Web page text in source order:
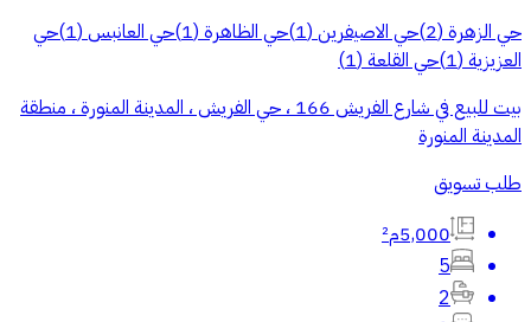
حي الزهرة(
2
)حي الاصيفرين(
1
)حي الظاهرة(
1
)حي العانبس(
1
)حي
العزيزية(
1
)حي القلعة(
1
)
بيت للبيع في شارع الفريش 166 ، حي الفريش ، المدينة المنورة ، منطقة
المدينة المنورة
طلب تسويق
5,000م²
5
2